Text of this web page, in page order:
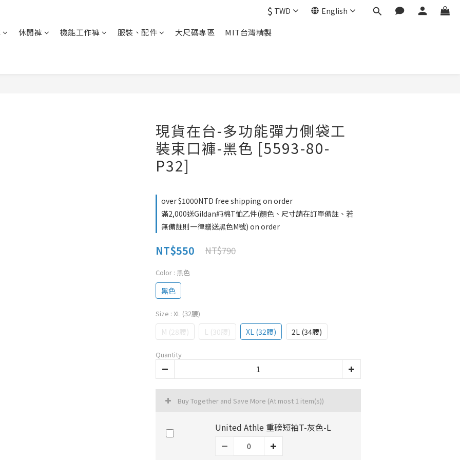
$ TWD English
休閒褲 機能工作褲 服裝、配件 大尺碼專區
MIT台灣精製
現貨在台-多功能彈力側袋工
裝束口褲-黑色 [5593-80-
P32]
over $1000NTD free shipping on order
滿2,000送Gildan純棉T恤乙件(顏色、尺寸請在訂單備註、若
無備註則一律贈送黑色M號) on order
NT$550 NT$790
Color : 黑色
黑色
Size : XL (32腰)
M (28腰) L (30腰) XL (32腰) 2L (34腰)
Quantity
Buy Together and Save More (At most 1 item(s))
United Athle 重磅短袖T-灰色-L